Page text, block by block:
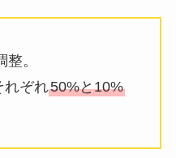
。
れぞれ50%と10%